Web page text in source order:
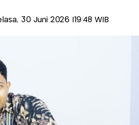
30 Juni 2026 |19:48 WIB